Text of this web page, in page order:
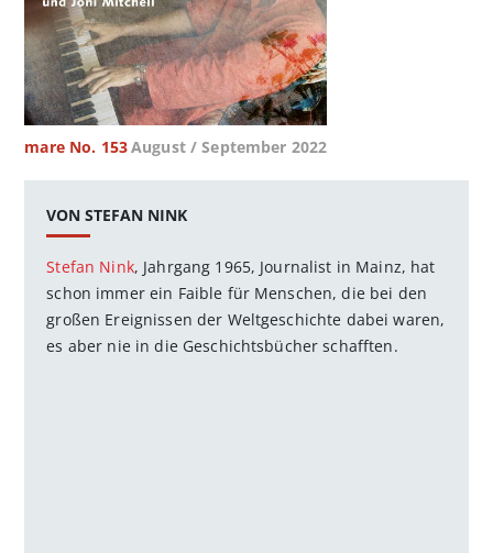
mare No. 153August / September 2022
VON STEFAN NINK
Stefan Nink, Jahrgang 1965, Journalist in Mainz, hat
schon immer ein ­Faible für Menschen, die bei den
großen Ereignissen der Weltgeschichte dabei waren,
es aber nie in die Geschichtsbücher schafften.